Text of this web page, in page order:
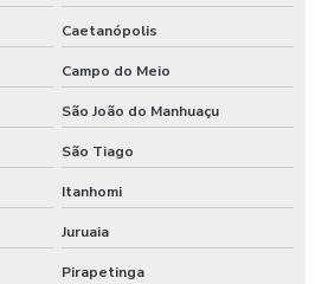
Caetanópolis
Campo do Meio
São João do Manhuaçu
São Tiago
Itanhomi
Juruaia
Pirapetinga